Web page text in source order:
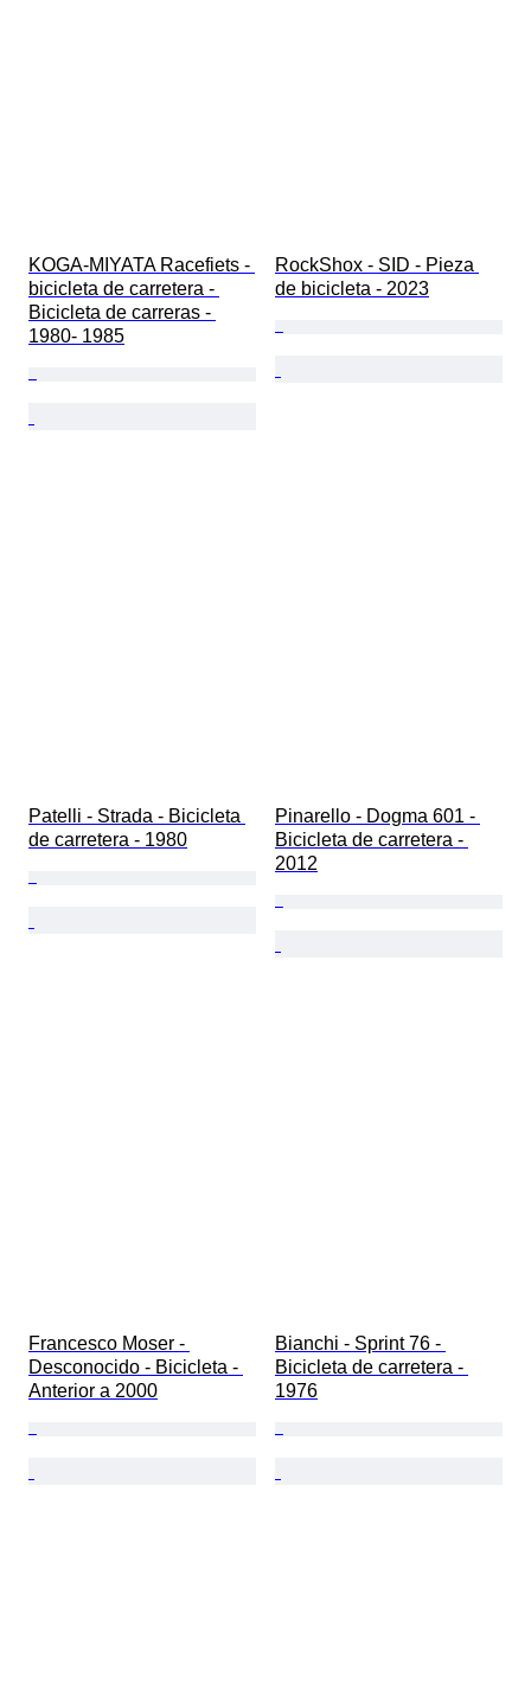
KOGA-MIYATA Racefiets -
bicicleta de carretera -
Bicicleta de carreras -
1980- 1985
RockShox - SID - Pieza
de bicicleta - 2023
Patelli - Strada - Bicicleta
de carretera - 1980
Pinarello - Dogma 601 -
Bicicleta de carretera -
2012
Francesco Moser -
Desconocido - Bicicleta -
Anterior a 2000
Bianchi - Sprint 76 -
Bicicleta de carretera -
1976